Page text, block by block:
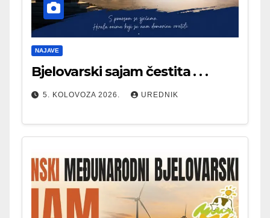
NAJAVE
Bjelovarski sajam čestita . . .
5. KOLOVOZA 2026. UREDNIK